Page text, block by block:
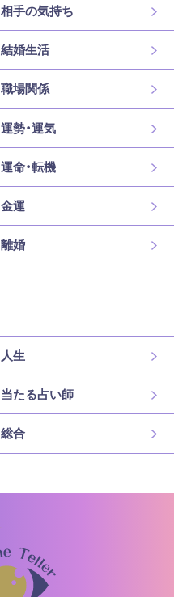
相手の気持ち
結婚生活
職場関係
運勢・運気
運命・転機
金運
離婚
人生
当たる占い師
総合